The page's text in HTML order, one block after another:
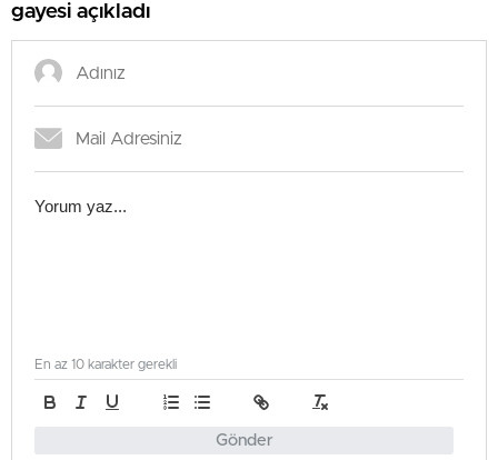
gayesi açıkladı
Gönder
En az 10 karakter gerekli